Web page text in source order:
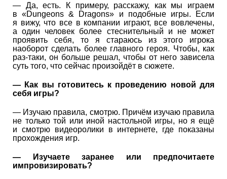
— Да, есть. К примеру, расскажу, как мы играем
в «Dungeons & Dragons» и подобные игры. Если
я вижу, что все в компании играют, все вовлечены,
а один человек более стеснительный и не может
проявить себя, то я стараюсь из этого игрока
наоборот сделать более главного героя. Чтобы, как
раз-таки, он больше решал, чтобы от него зависела
суть того, что сейчас произойдёт в сюжете.
— Как вы готовитесь к проведению новой для
себя игры?
— Изучаю правила, смотрю. Причём изучаю правила
не только той или иной настольной игры, но я ещё
и смотрю видеоролики в интернете, где показаны
прохождения игр.
— Изучаете заранее или предпочитаете
импровизировать?